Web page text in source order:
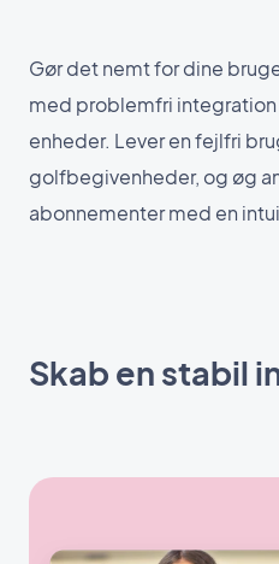
Gør det nemt for dine
med problemfri
enheder. Lever en fejlfri
golfbegivenheder, og øg
abonnementer med en
Skab en stabil